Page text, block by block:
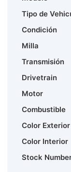
Tipo de
Condición
Milla
Transmisión
Drivetrain
Motor
Combustible
Color Exterior
Color Interior
Stock